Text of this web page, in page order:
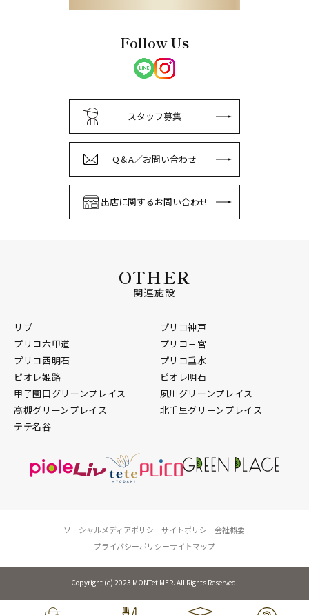
Follow Us
スタッフ募集
Q＆A／お問い合わせ
出店に関するお問い合わせ
OTHER
関連施設
リブ
プリコ神戸
プリコ六甲道
プリコ三宮
プリコ西明石
プリコ垂水
ピオレ姫路
ピオレ明石
甲子園口グリーンプレイス
夙川グリーンプレイス
高槻グリーンプレイス
北千里グリーンプレイス
テテ名谷
ソーシャルメディアポリシーサイトポリシー会社概要
プライバシーポリシーサイトマップ
Copyright (c) 2023 MONTet MER. All Rights Reserved.